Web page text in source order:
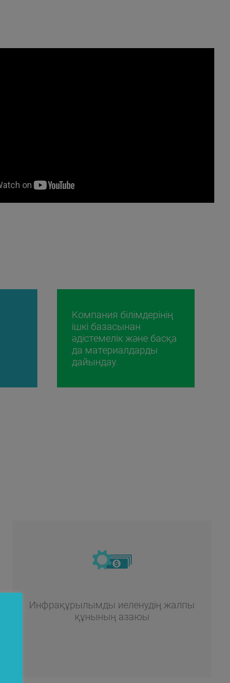
Компания білімдерінің
ішкі базасынан
әдістемелік және басқа
да материалдарды
дайындау.
Инфрақұрылымды иеленудің жалпы
құнының азаюы